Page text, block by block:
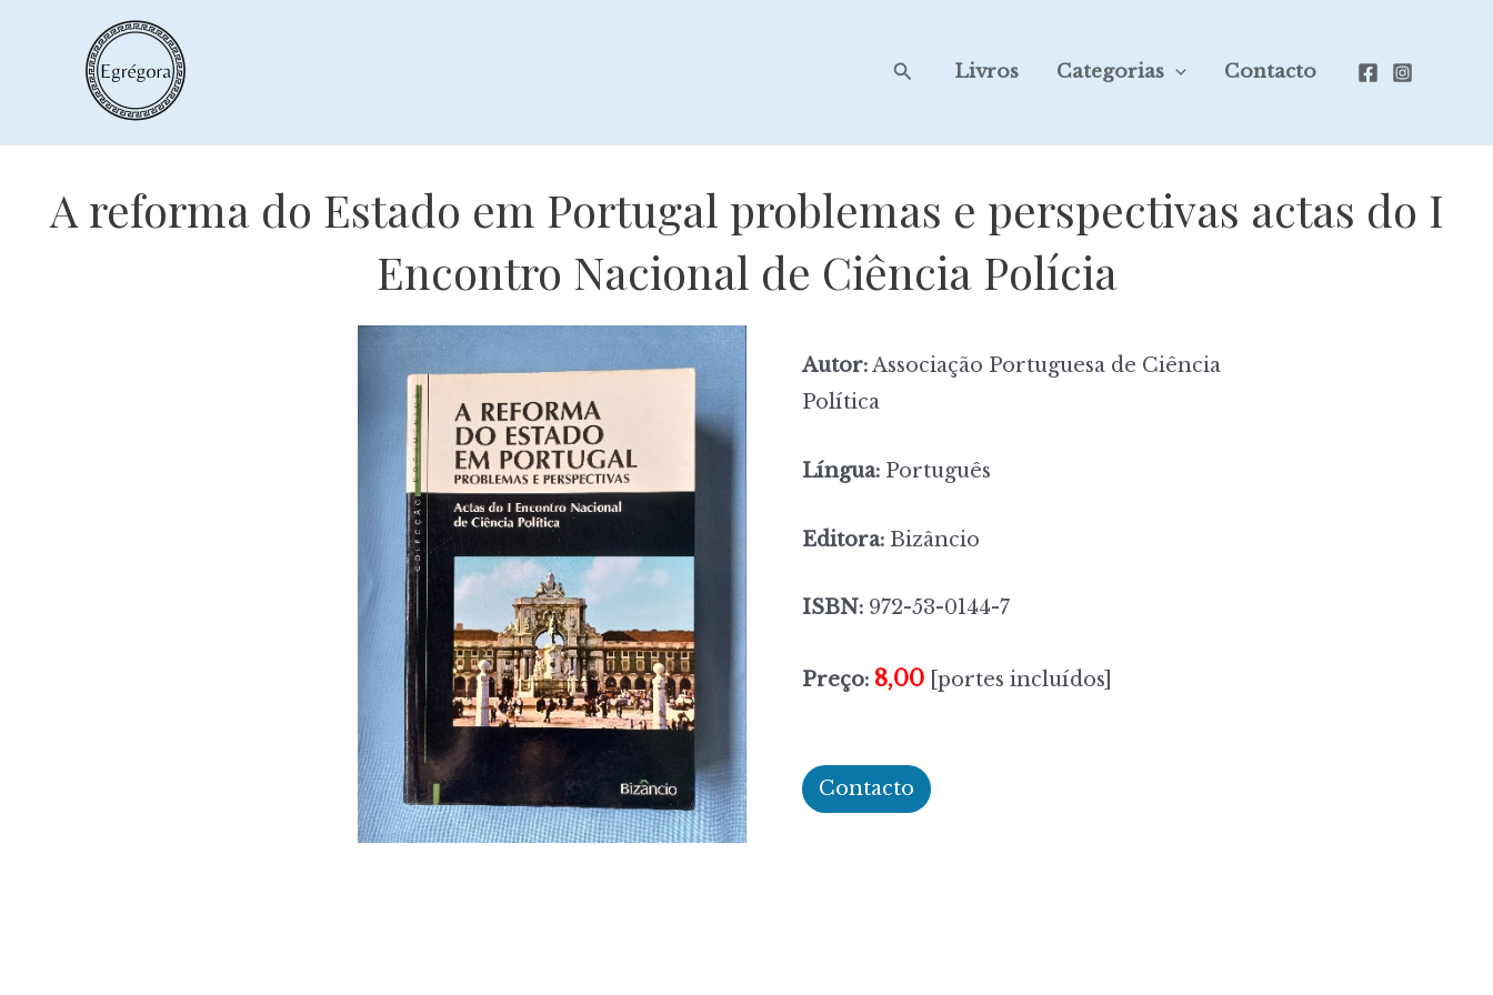
SearchLivros Categorias Contacto
A reforma do Estado em Portugal problemas e perspectivas actas do I
Encontro Nacional de Ciência Polícia
Autor:Associação Portuguesa de Ciência
Política
Língua: Português
Editora: Bizâncio
ISBN: 972-53-0144-7
Preço: 8,00 [portes incluídos]
Contacto